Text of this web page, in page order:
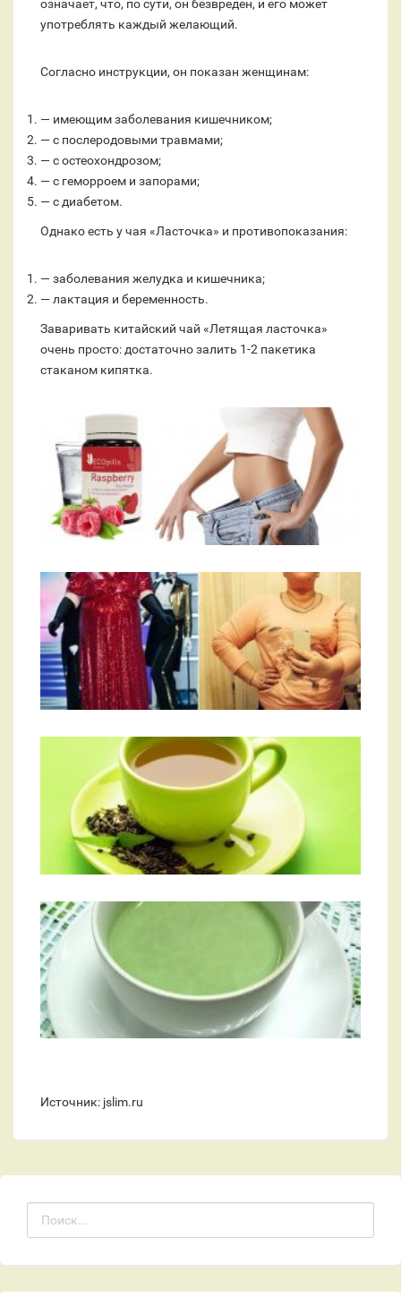
означает, что, по сути, он безвреден, и его может
употреблять каждый желающий.
Согласно инструкции, он показан женщинам:
— имеющим заболевания кишечником;
— с послеродовыми травмами;
— с остеохондрозом;
— с геморроем и запорами;
— с диабетом.
Однако есть у чая «Ласточка» и противопоказания:
— заболевания желудка и кишечника;
— лактация и беременность.
Заваривать китайский чай «Летящая ласточка»
очень просто: достаточно залить 1-2 пакетика
стаканом кипятка.
Источник: jslim.ru